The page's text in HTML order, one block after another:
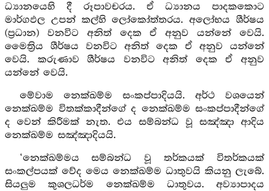
ධ්‍යානයෙහි දී රූපාවචරය. ඒ ධ්‍යානය පාදකකොට
මාර්ගඵල උපන් කල්හි ලෝකෝත්තරය. අලෝභය ශීර්ෂය
(ප්‍රධාන) වනවිට අනිත් දෙක ඒ අනුව යන්නේ වෙයි.
මෛත්‍රිය ශීර්ෂය වනවිට අනිත් දෙක ඒ අනුව යන්නේ
වෙයි. කරුණාව ශීර්ෂය වනවිට අනිත් දෙක ඒ අනුව
යන්නේ වෙයි.
මේවාම නෙක්ඛම්ම සංකප්පාදියයි. අර්ථ වශයෙන්
නෙක්ඛම්ම විතක්කාදීන්ගේ ද නෙක්ඛම්ම සංකප්පාදීන්ගේ
ද වෙන් කිරීමක් නැත. එය සම්බන්ධ වූ සඤ්ඤා ආදිය
නෙක්ඛම්ම සඤ්ඤාදියයි.
‘නෙක්ඛම්මය සම්බන්ධ වූ තර්කයක් විතර්කයක්
සංකල්පයක් වේද මෙය නෙක්ඛම්ම ධාතුවයි කියනු ලැබේ.
සියලුම කුශලධර්ම නෙක්ඛම්ම ධාතුවය. අව්‍යාපාදය